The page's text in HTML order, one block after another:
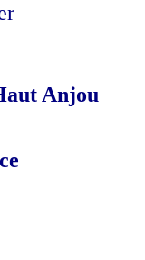
Anjou